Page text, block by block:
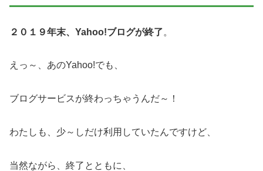
２０１９年末、Yahoo!ブログが終了。
えっ～、あのYahoo!でも、
ブログサービスが終わっちゃうんだ～！
わたしも、少～しだけ利用していたんですけど、
当然ながら、終了とともに、